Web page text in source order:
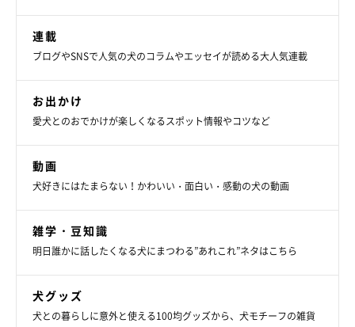
連載
ブログやSNSで人気の犬のコラムやエッセイが読める大人気連載
お出かけ
愛犬とのおでかけが楽しくなるスポット情報やコツなど
動画
犬好きにはたまらない！かわいい・面白い・感動の犬の動画
雑学・豆知識
明日誰かに話したくなる犬にまつわる”あれこれ”ネタはこちら
犬グッズ
犬との暮らしに意外と使える100均グッズから、犬モチーフの雑貨